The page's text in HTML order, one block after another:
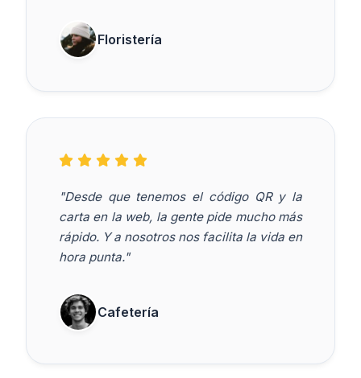
Floristería
"Desde que tenemos el código QR y la
carta en la web, la gente pide mucho más
rápido. Y a nosotros nos facilita la vida en
hora punta."
Cafetería